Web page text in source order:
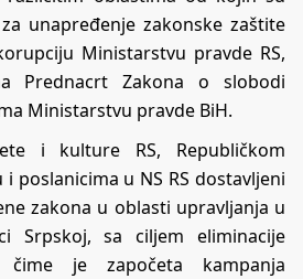
unapređenje zakonske zaštite
Ministarstvu pravde RS,
Prednacrt Zakona o slobodi
Ministarstvu pravde BiH.
i kulture RS, Republičkom
poslanicima u NS RS dostavljeni
zakona u oblasti upravljanja u
Srpskoj, sa ciljem eliminacije
čime je započeta kampanja